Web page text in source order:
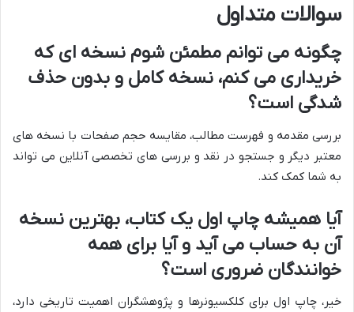
سوالات متداول
چگونه می توانم مطمئن شوم نسخه ای که
خریداری می کنم، نسخه کامل و بدون حذف
شدگی است؟
بررسی مقدمه و فهرست مطالب، مقایسه حجم صفحات با نسخه های
معتبر دیگر و جستجو در نقد و بررسی های تخصصی آنلاین می تواند
به شما کمک کند.
آیا همیشه چاپ اول یک کتاب، بهترین نسخه
آن به حساب می آید و آیا برای همه
خوانندگان ضروری است؟
خیر، چاپ اول برای کلکسیونرها و پژوهشگران اهمیت تاریخی دارد،